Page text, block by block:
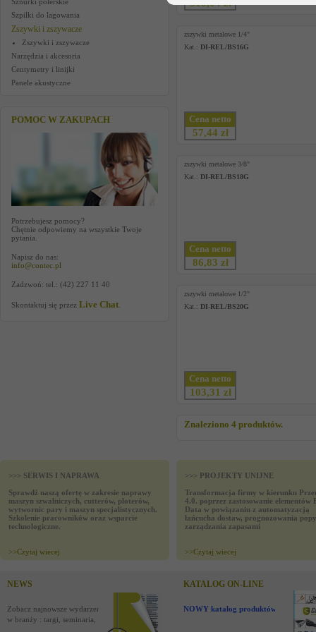
Szpilki do lagowania
Zszywki i zszywacze
Zszywki i zszywacze
Narzędzia i akcesoria
Centymetry i linijki
Panele akustyczne
POMOC W ZAKUPACH
Potrzebujesz pomocy?
Chętnie odpowiemy na wszystkie Twoje
pytania.
Napisz do nas:
info@contec.pl
Zadzwoń: tel.: (42) 227 11 40
Skontaktuj się przez Live Chat
510,04 zł
zszywki metalowe 1/4"
Kat.: DI-REL/BS16G
Cena netto
57,44 zł
zszywki metalowe 3/8"
Kat.: DI-REL/BS18G
Cena netto
86,83 zł
zszywki metalowe 1/2"
Kat.: DI-REL/BS20G
Cena netto
103,31 zł
Znaleziono 4 produktów.
>>> SERWIS I NAPRAWA
Sprawdź naszą ofertę w zakresie naprawy
maszyn szwalniczych, cutterów, ploterów,
wytwornic pary i maszyn specjalistycznych.
Szkolenie pracowników oraz wsparcie
technologiczne.
>>Czytaj wiecej
>>> PROJEKTY UNIJNE
Transformacja firmy w kierunku
4.0. poprzez zastosowanie elementów
Data w powiązaniu z automatyzacją
łańcucha dostaw, prognozowania
zarządzania zapasami
>>Czytaj wiecej
NEWS
Zobacz najnowsze wydarzenia
w branży : targi, seminaria,
KATALOG ON-LINE
NOWY katalog produktów !